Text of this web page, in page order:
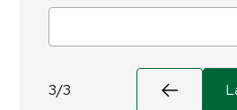
3/3